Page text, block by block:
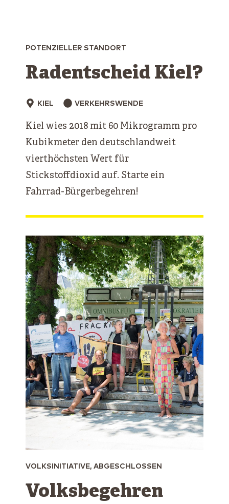
POTENZIELLER STANDORT
Radentscheid Kiel?
KIEL VERKEHRSWENDE
Kiel wies 2018 mit 60 Mikrogramm pro
Kubikmeter den deutschlandweit
vierthöchsten Wert für
Stickstoffdioxid auf. Starte ein
Fahrrad-Bürgerbegehren!
VOLKSINITIATIVE, ABGESCHLOSSEN
Volksbegehren